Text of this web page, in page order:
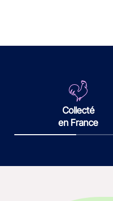
Collecté
en France